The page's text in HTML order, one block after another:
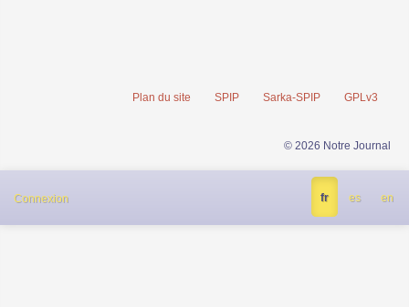
Plan du site SPIP Sarka-SPIP GPLv3
© 2026 Notre Journal
Connexion fr es en